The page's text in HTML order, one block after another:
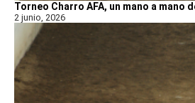
Torneo Charro AFA, un mano a mano
2 junio, 2026